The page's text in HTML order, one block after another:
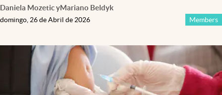
Daniela MozeticyMariano Beldyk
Members
domingo, 26 de Abril de 2026